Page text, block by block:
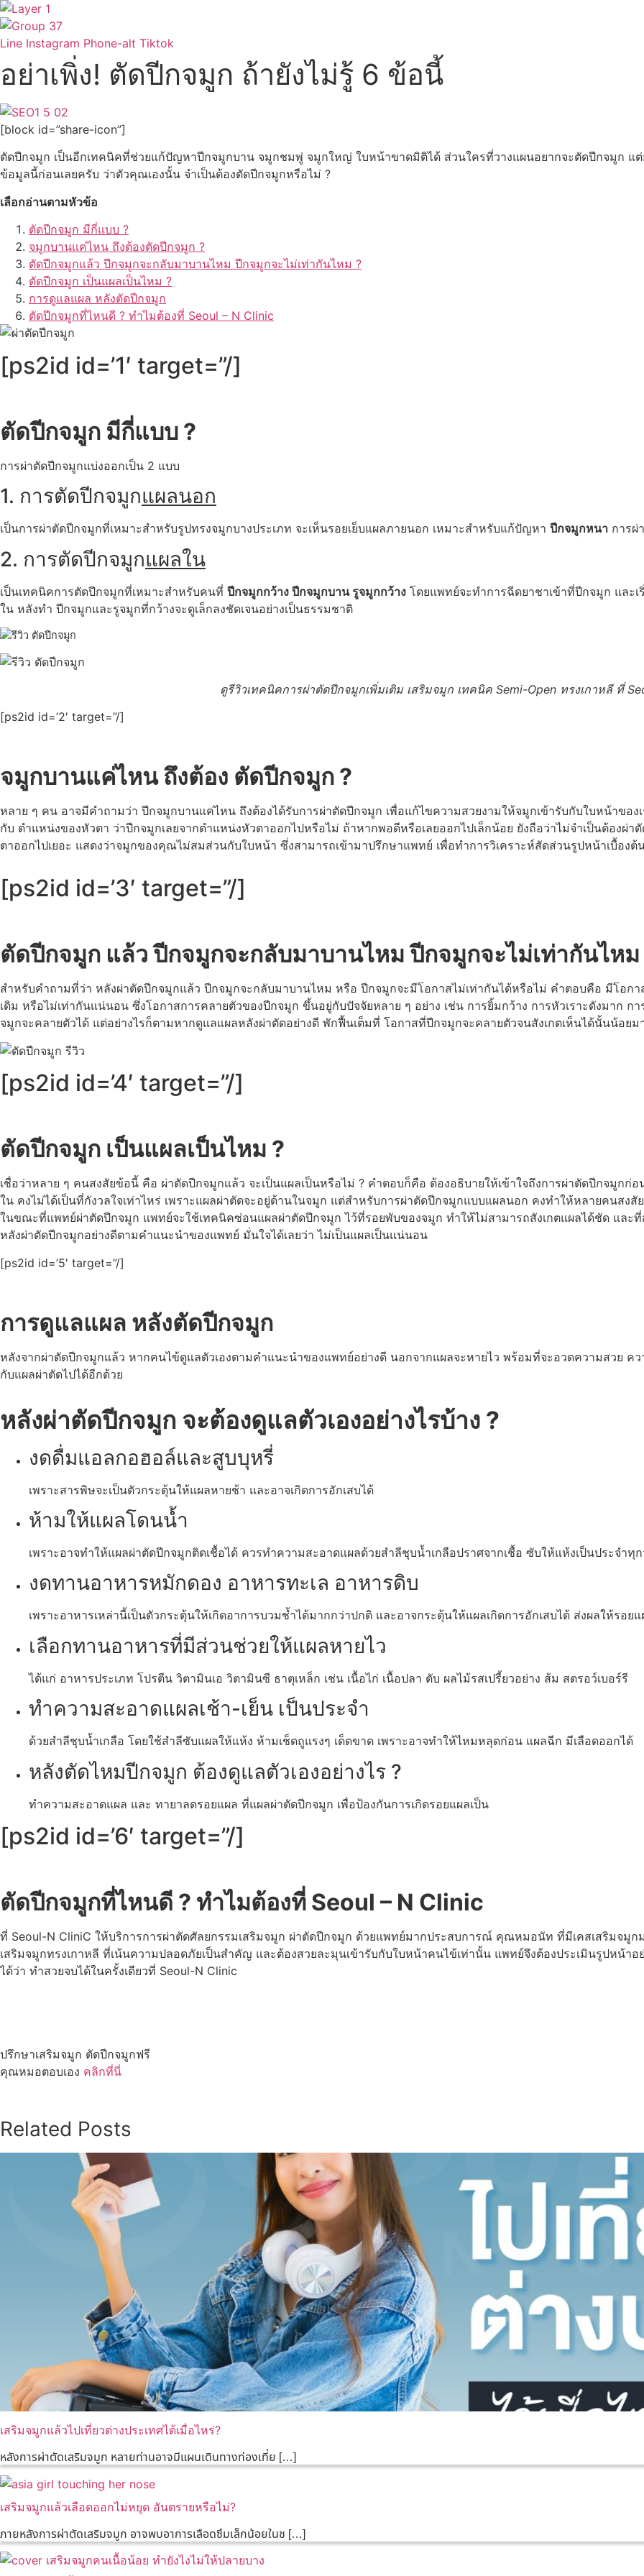
Skip
to
content
Line Instagram Phone-alt Tiktok
อย่าเพิ่ง! ตัดปีกจมูก ถ้ายังไม่รู้ 6 ข้อนี้
[block id=”share-icon”]
ตัดปีกจมูก เป็นอีกเทคนิคที่ช่วยแก้ปัญหาปีกจมูกบาน จมูกชมพู่ จมูกใหญ่ ใบหน้าขาดมิติได้ ส่วนใครที่วางแผนอยากจะตัดปีกจมูก แต่
ข้อมูลนี้ก่อนเลยครับ ว่าตัวคุณเองนั้น จำเป็นต้องตัดปีกจมูกหรือไม่ ?
เลือกอ่านตามหัวข้อ
ตัดปีกจมูก มีกี่แบบ ?
จมูกบานแค่ไหน ถึงต้องตัดปีกจมูก ?
ตัดปีกจมูกแล้ว ปีกจมูกจะกลับมาบานไหม ปีกจมูกจะไม่เท่ากันไหม ?
ตัดปีกจมูก เป็นแผลเป็นไหม ?
การดูแลแผล หลังตัดปีกจมูก
ตัดปีกจมูกที่ไหนดี ? ทำไมต้องที่ Seoul – N Clinic
[ps2id id=’1′ target=”/]
ตัดปีกจมูก มีกี่แบบ ?
การผ่าตัดปีกจมูกแบ่งออกเป็น 2 แบบ
1. การตัดปีกจมูกแผลนอก
เป็นการผ่าตัดปีกจมูกที่เหมาะสำหรับรูปทรงจมูกบางประเภท จะเห็นรอยเย็บแผลภายนอก เหมาะสำหรับแก้ปัญหา ปีกจมูกหนา การผ่
2. การตัดปีกจมูกแผลใน
เป็นเทคนิคการตัดปีกจมูกที่เหมาะสำหรับคนที่ ปีกจมูกกว้าง ปีกจมูกบาน รูจมูกกว้าง โดยแพทย์จะทำการฉีดยาชาเข้าที่ปีกจมูก และ
ใน หลังทำ ปีกจมูกและรูจมูกที่กว้างจะดูเล็กลงชัดเจนอย่างเป็นธรรมชาติ
ดูรีวิวเทคนิคการผ่าตัดปีกจมูกเพิ่มเติม เสริมจมูก เทคนิค Semi-Open ทรงเกาหลี ที่
[ps2id id=’2′ target=”/]
จมูกบานแค่ไหน ถึงต้อง ตัดปีกจมูก ?
หลาย ๆ คน อาจมีคำถามว่า ปีกจมูกบานแค่ไหน ถึงต้องได้รับการผ่าตัดปีกจมูก เพื่อแก้ไขความสวยงามให้จมูกเข้ารับกับใบหน้าของ
กับ ตำแหน่งของหัวตา ว่าปีกจมูกเลยจากตำแหน่งหัวตาออกไปหรือไม่ ถ้าหากพอดีหรือเลยออกไปเล็กน้อย ยังถือว่าไม่จำเป็นต้องผ่
ตาออกไปเยอะ แสดงว่าจมูกของคุณไม่สมส่วนกับใบหน้า ซึ่งสามารถเข้ามาปรึกษาแพทย์ เพื่อทำการวิเคราะห์สัดส่วนรูปหน้าเบื้องต้
[ps2id id=’3′ target=”/]
ตัดปีกจมูก แล้ว ปีกจมูกจะกลับมาบานไหม ปีกจมูกจะไม่เท่ากันไหม
สำหรับคำถามที่ว่า หลังผ่าตัดปีกจมูกแล้ว ปีกจมูกจะกลับมาบานไหม หรือ ปีกจมูกจะมีโอกาสไม่เท่ากันได้หรือไม่ คำตอบคือ มีโอก
เดิม หรือไม่เท่ากันแน่นอน ซึ่งโอกาสการคลายตัวของปีกจมูก ขึ้นอยู่กับปัจจัยหลาย ๆ อย่าง เช่น การยิ้มกว้าง การหัวเราะดังมาก
จมูกจะคลายตัวได้ แต่อย่างไรก็ตามหากดูแลแผลหลังผ่าตัดอย่างดี พักฟื้นเต็มที่ โอกาสที่ปีกจมูกจะคลายตัวจนสังเกตเห็นได้นั้นน้อยม
[ps2id id=’4′ target=”/]
ตัดปีกจมูก เป็นแผลเป็นไหม ?
เชื่อว่าหลาย ๆ คนสงสัยข้อนี้ คือ ผ่าตัดปีกจมูกแล้ว จะเป็นแผลเป็นหรือไม่ ? คำตอบก็คือ ต้องอธิบายให้เข้าใจถึงการผ่าตัดปีกจมูก
ใน คงไม่ได้เป็นที่กังวลใจเท่าไหร่ เพราะแผลผ่าตัดจะอยู่ด้านในจมูก แต่สำหรับการผ่าตัดปีกจมูกแบบแผลนอก คงทำให้หลายคนสง
ในขณะที่แพทย์ผ่าตัดปีกจมูก แพทย์จะใช้เทคนิคซ่อนแผลผ่าตัดปีกจมูก ไว้ที่รอยพับของจมูก ทำให้ไม่สามารถสังเกตแผลได้ชัด และ
หลังผ่าตัดปีกจมูกอย่างดีตามคำแนะนำของแพทย์ มั่นใจได้เลยว่า ไม่เป็นแผลเป็นแน่นอน
[ps2id id=’5′ target=”/]
การดูแลแผล หลังตัดปีกจมูก
หลังจากผ่าตัดปีกจมูกแล้ว หากคนไข้ดูแลตัวเองตามคำแนะนำของแพทย์อย่างดี นอกจากแผลจะหายไว พร้อมที่จะอวดความสวย ค
กับแผลผ่าตัดไปได้อีกด้วย
หลังผ่าตัดปีกจมูก จะต้องดูแลตัวเองอย่างไรบ้าง ?
งดดื่มแอลกอฮอล์และสูบบุหรี่
เพราะสารพิษจะเป็นตัวกระตุ้นให้แผลหายช้า และอาจเกิดการอักเสบได้
ห้ามให้แผลโดนน้ำ
เพราะอาจทำให้แผลผ่าตัดปีกจมูกติดเชื้อได้ ควรทำความสะอาดแผลด้วยสำลีชุบน้ำเกลือปราศจากเชื้อ ซับให้แห้งเป็นประจำทุ
งดทานอาหารหมักดอง อาหารทะเล อาหารดิบ
เพราะอาหารเหล่านี้เป็นตัวกระตุ้นให้เกิดอาการบวมช้ำได้มากกว่าปกติ และอาจกระตุ้นให้แผลเกิดการอักเสบได้ ส่งผลให้รอ
เลือกทานอาหารที่มีส่วนช่วยให้แผลหายไว
ได้แก่ อาหารประเภท โปรตีน วิตามินเอ วิตามินซี ธาตุเหล็ก เช่น เนื้อไก่ เนื้อปลา ตับ ผลไม้รสเปรี้ยวอย่าง ส้ม สตรอว์เบอร์รี
ทำความสะอาดแผลเช้า-เย็น เป็นประจำ
ด้วยสำลีชุบน้ำเกลือ โดยใช้สำลีซับแผลให้แห้ง ห้ามเช็ดถูแรงๆ เด็ดขาด เพราะอาจทำให้ไหมหลุดก่อน แผลฉีก มีเลือดออกได้
หลังตัดไหมปีกจมูก ต้องดูแลตัวเองอย่างไร ?
ทำความสะอาดแผล และ ทายาลดรอยแผล ที่แผลผ่าตัดปีกจมูก เพื่อป้องกันการเกิดรอยแผลเป็น
[ps2id id=’6′ target=”/]
ตัดปีกจมูกที่ไหนดี ? ทำไมต้องที่ Seoul – N Clinic
ที่ Seoul-N CliniC ให้บริการการผ่าตัดศัลยกรรมเสริมจมูก ผ่าตัดปีกจมูก ด้วยแพทย์มากประสบการณ์ คุณหมอนัท ที่มีเคสเสริมจมูก
เสริมจมูกทรงเกาหลี ที่เน้นความปลอดภัยเป็นสำคัญ และต้องสวยละมุนเข้ารับกับใบหน้าคนไข้เท่านั้น แพทย์จึงต้องประเมินรูปหน้า
ได้ว่า ทำสวยจบได้ในครั้งเดียวที่ Seoul-N Clinic
ปรึกษาเสริมจมูก ตัดปีกจมูกฟรี
คุณหมอตอบเอง คลิกที่นี่
Related Posts
เสริมจมูกแล้วไปเที่ยวต่างประเทศได้เมื่อไหร่?
หลังการผ่าตัดเสริมจมูก หลายท่านอาจมีแผนเดินทางท่องเที่ย […]
เสริมจมูกแล้วเลือดออกไม่หยุด อันตรายหรือไม่?
ภายหลังการผ่าตัดเสริมจมูก อาจพบอาการเลือดซึมเล็กน้อยในช […]